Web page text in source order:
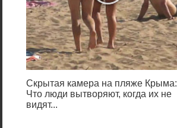
Скрытая камера на пляже Крыма:
Что люди вытворяют, когда их не
видят...